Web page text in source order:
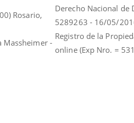
Rosario,
Massheimer -
Derecho Nacional de
5289263 - 16/05/
Registro de la
online (Exp Nro. =